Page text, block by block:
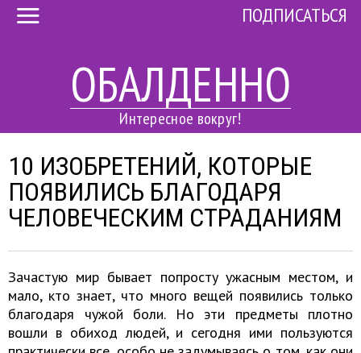
ОБАЛДЕННО
Интересное вокруг!
ПОДПИСАТЬСЯ
10 ИЗОБРЕТЕНИЙ, КОТОРЫЕ
ПОЯВИЛИСЬ БЛАГОДАРЯ
ЧЕЛОВЕЧЕСКИМ СТРАДАНИЯМ
Зачастую мир бывает попросту ужасным местом, и
мало, кто знает, что много вещей появились только
благодаря чужой боли. Но эти предметы плотно
вошли в обиход людей, и сегодня ими пользуются